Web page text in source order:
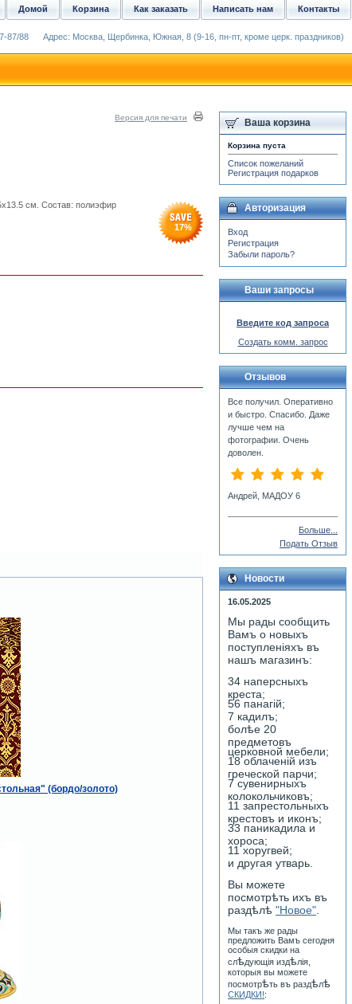
Версия для печати
см. Состав: полиэфир
17%
(бордо/золото)
Ваша корзина
Корзина пуста
Список пожеланий
Регистрация подарков
Авторизация
Вход
Регистрация
Забыли пароль?
Ваши запросы
Введите код запроса
Создать комм. запрос
Отзывов
Все получил. Оперативно
и быстро. Спасибо. Даже
лучше чем на
фотографии. Очень
доволен.
Андрей, МАДОУ 6
Больше...
Подать Отзыв
Новости
16.05.2025
Мы рады сообщить
Вамъ о новыхъ
поступленiяхъ въ
нашъ магазинъ:
34 наперсныхъ
креста;
56 панагiй;
7 кадилъ;
болѣе 20
предметовъ
церковной мебели;
18 облаченiй изъ
греческой парчи;
7 сувенирныхъ
колокольчиковъ;
11 запрестольныхъ
крестовъ и иконъ;
33 паникадила и
хороса;
11 хоругвей;
и другая утварь.
Вы можете
посмотрѣть ихъ въ
раздѣлѣ "Новое"
Мы такъ же рады
предложить Вамъ сегодня
особыя скидки на
слѣдующiя издѣлiя,
которыя вы можете
посмотрѣть въ раздѣлѣ
СКИДКИ!:
Контакты
Написать нам
Как заказать
Корзина
Домой
87/88 Адрес: Москва, Щербинка, Южная, 8 (9-16, пн-пт, кроме церк. праздников)